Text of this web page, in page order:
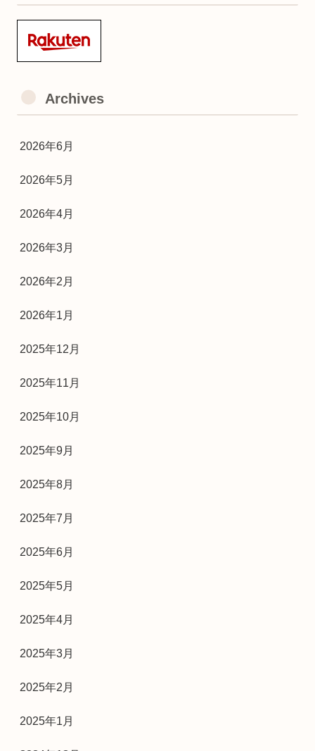
Archives
2026年6月
2026年5月
2026年4月
2026年3月
2026年2月
2026年1月
2025年12月
2025年11月
2025年10月
2025年9月
2025年8月
2025年7月
2025年6月
2025年5月
2025年4月
2025年3月
2025年2月
2025年1月